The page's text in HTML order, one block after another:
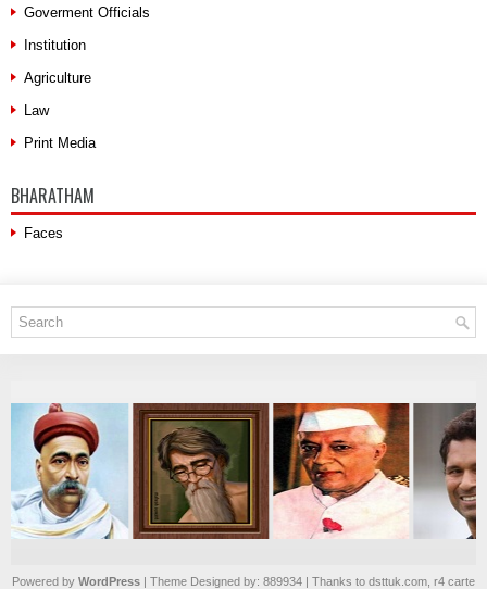
Goverment Officials
Institution
Agriculture
Law
Print Media
BHARATHAM
Faces
Powered by WordPress | Theme Designed by: 889934 | Thanks to dsttuk.com r4 carte